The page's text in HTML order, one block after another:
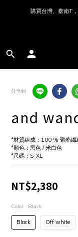
購買台灣、臺南T
分享到
and
*材質組成：100 % 聚酯纖
*顏色：黑色 / 米白色
*尺碼：S-XL
NT$2,380
Color : Black
Black Off white